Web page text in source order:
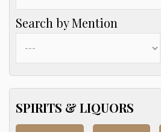
Search by Mention
SPIRITS & LIQUORS